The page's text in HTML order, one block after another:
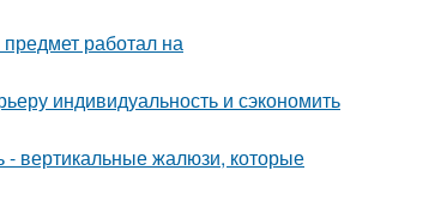
работал на
индивидуальность и сэкономить
- вертикальные жалюзи, которые